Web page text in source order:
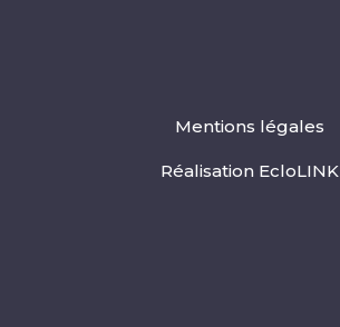
Mentions légales
Réalisation EcloLINK